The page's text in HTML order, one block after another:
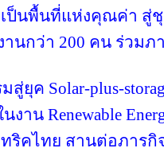
เป็นพื้นที่แห่งคุณค่า สู่
นกว่า 200 คน ร่วมภ
สู่ยุค Solar-plus-
งาน Renewable
ริคไทย สานต่อภาร